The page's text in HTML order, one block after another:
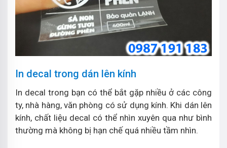
In decal trong dán lên kính
In decal trong bạn có thể bắt gặp nhiều ở các công
ty, nhà hàng, văn phòng có sử dụng kính. Khi dán lên
kính, chất liệu decal có thể nhìn xuyên qua như bình
thường mà không bị hạn chế quá nhiều tầm nhìn.